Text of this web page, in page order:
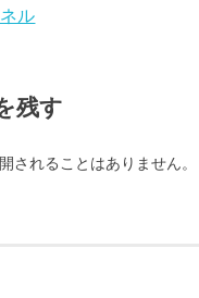
ル
残す
されることはありません。